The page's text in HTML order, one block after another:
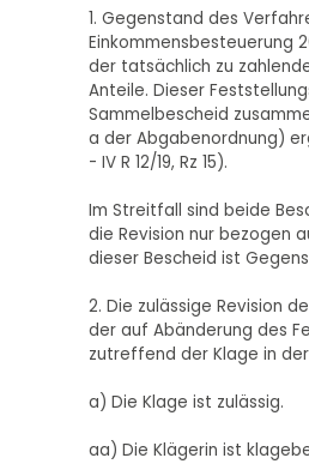
1. Gegenstand des
Einkommensbesteuerung
der tatsächlich zu
Anteile. Dieser
Sammelbescheid
a der Abgabenordnung)
- IV R 12/19, Rz 15).
Im Streitfall sind beide
die Revision nur bezogen
dieser Bescheid ist
2. Die zulässige Revision
der auf Abänderung des
zutreffend der Klage in
a) Die Klage ist zulässig.
aa) Die Klägerin ist